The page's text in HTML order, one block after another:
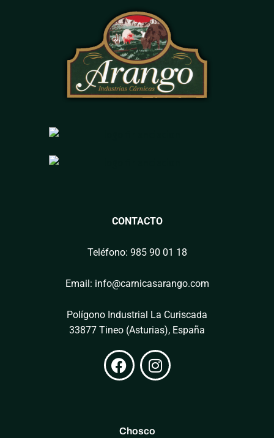
CONTACTO
Teléfono: 985 90 01 18
Email: info@carnicasarango.com
Polígono Industrial La Curiscada
33877 Tineo (Asturias), España
Chosco